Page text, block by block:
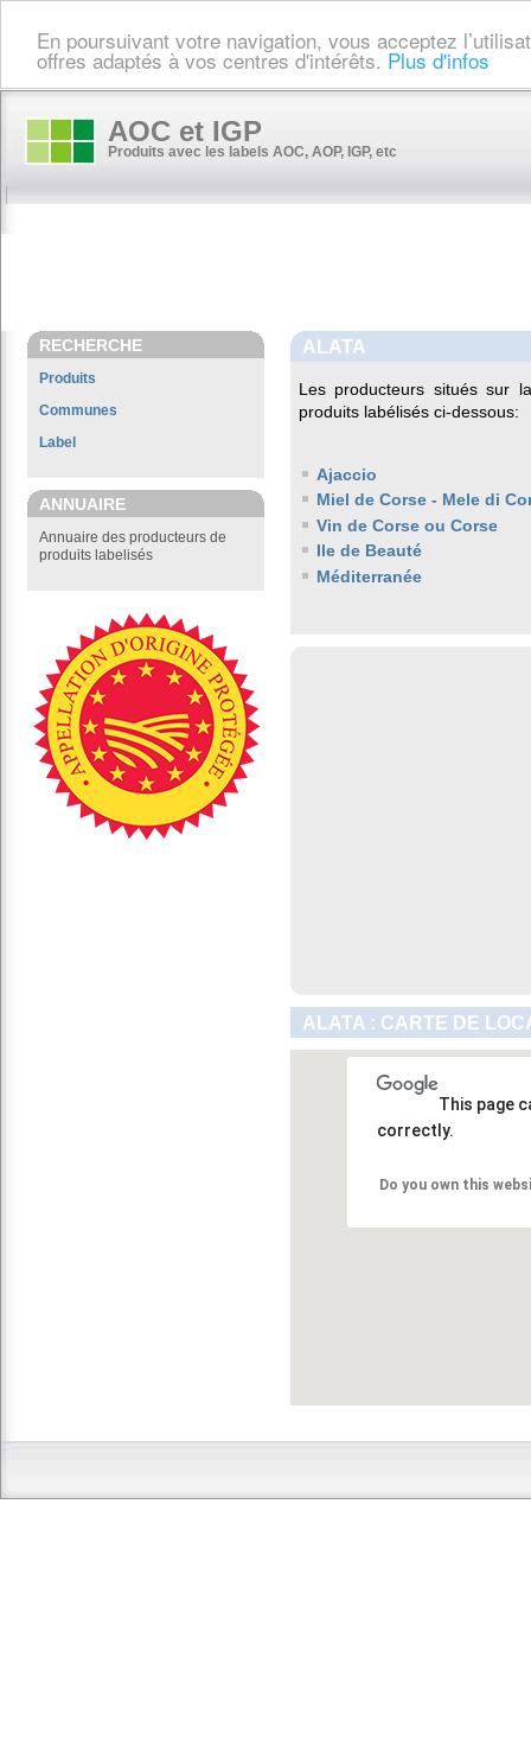
En poursuivant votre navigation, vous acceptez
offres adaptés à vos centres d'intérêts. Plus d'infos
AOC et IGP
Produits avec les labels AOC, AOP, IGP, etc
RECHERCHE
Produits
Communes
Label
ANNUAIRE
Annuaire des producteurs de
produits labelisés
ALATA
Les producteurs situés sur
produits labélisés ci-dessous:
Ajaccio
Miel de Corse - Mele di
Vin de Corse ou Corse
Ile de Beauté
Méditerranée
ALATA : CARTE DE
This page
correctly.
Do you own this